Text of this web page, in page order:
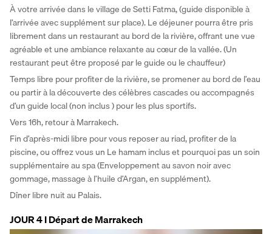
À votre arrivée dans le village de Setti Fatma, (guide disponible à
l’arrivée avec supplément sur place). Le déjeuner pourra être pris
librement dans un restaurant au bord de la rivière, offrant une vue
agréable et une ambiance relaxante au cœur de la vallée. (Un
restaurant peut être proposé par le guide ou le chauffeur)
Temps libre pour profiter de la rivière, se promener au bord de l’eau
ou partir à la découverte des célèbres cascades ou accompagnés
d’un guide local (non inclus ) pour les plus sportifs.
Vers 16h, retour à Marrakech.
Fin d’après-midi libre pour vous reposer au riad, profiter de la
piscine, ou offrez vous un Le hamam inclus et pourquoi pas un soin
supplémentaire au spa (Enveloppement au savon noir avec
gommage, massage à l’huile d’Argan, en supplément).
Dîner libre nuit au Palais.
JOUR 4 I Départ de Marrakech